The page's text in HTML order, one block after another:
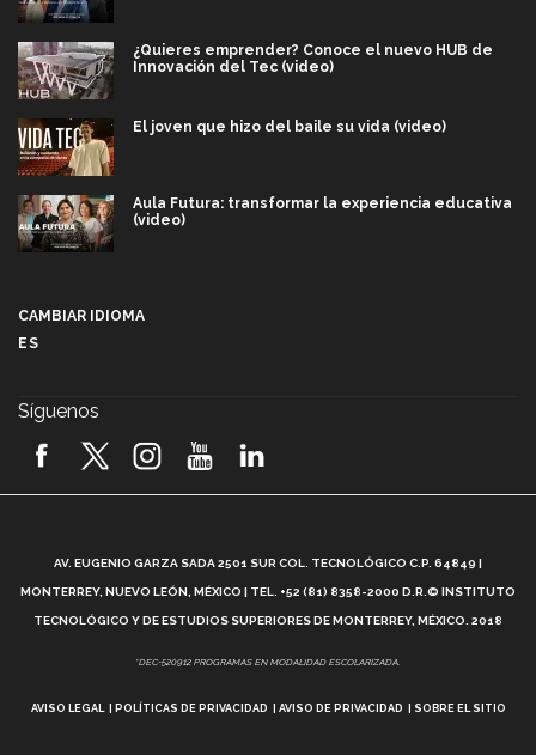
¿Quieres emprender? Conoce el nuevo HUB de
Innovación del Tec (video)
El joven que hizo del baile su vida (video)
Aula Futura: transformar la experiencia educativa
(video)
2026! (video)
¿Cómo es el Modelo Educativo Tec? (video)
Vida Tec: Feminismo e Inteligencia Artificial, Paola
CAMBIAR IDIOMA
ES
Síguenos
AV. EUGENIO GARZA SADA 2501 SUR COL. TECNOLÓGICO C.P. 64849 |
MONTERREY, NUEVO LEÓN, MÉXICO | TEL. +52 (81) 8358-2000 D.R.© INSTITUTO
TECNOLÓGICO Y DE ESTUDIOS SUPERIORES DE MONTERREY, MÉXICO. 2018
*DEC-520912 PROGRAMAS EN MODALIDAD ESCOLARIZADA.
AVISO LEGAL POLÍTICAS DE PRIVACIDAD AVISO DE PRIVACIDAD SOBRE EL SITIO